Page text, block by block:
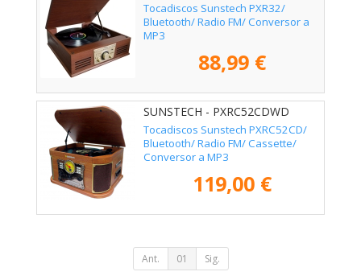
Tocadiscos Sunstech PXR32/
Bluetooth/ Radio FM/ Conversor a
MP3
88,99 €
SUNSTECH - PXRC52CDWD
Tocadiscos Sunstech PXRC52CD/
Bluetooth/ Radio FM/ Cassette/
Conversor a MP3
119,00 €
Ant. 01 Sig.